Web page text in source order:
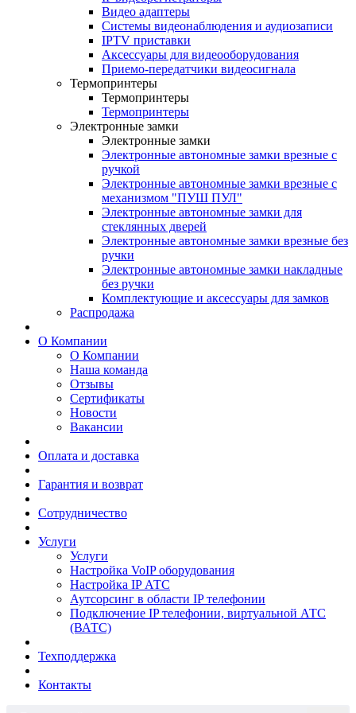
Видео адаптеры
Системы видеонаблюдения и аудиозаписи
IPTV приставки
Аксессуары для видеооборудования
Приемо-передатчики видеосигнала
Термопринтеры
Термопринтеры
Термопринтеры
Электронные замки
Электронные замки
Электронные автономные замки врезные с
ручкой
Электронные автономные замки врезные с
механизмом "ПУШ ПУЛ"
Электронные автономные замки для
стеклянных дверей
Электронные автономные замки врезные без
ручки
Электронные автономные замки накладные
без ручки
Комплектующие и аксессуары для замков
Распродажа
О Компании
О Компании
Наша команда
Отзывы
Сертификаты
Новости
Вакансии
Оплата и доставка
Гарантия и возврат
Сотрудничество
Услуги
Услуги
Настройка VoIP оборудования
Настройка IP АТС
Аутсорсинг в области IP телефонии
Подключение IP телефонии, виртуальной АТС
(ВАТС)
Техподдержка
Контакты